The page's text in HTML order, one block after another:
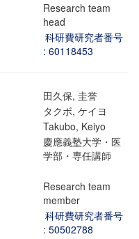
Research team
head
科研費研究者番号
: 60118453
田久保, 圭誉
タクボ, ケイヨ
Takubo, Keiyo
慶應義塾大学・医
学部・専任講師
Research team
member
科研費研究者番号
: 50502788